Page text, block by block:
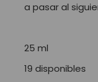
a pasar al
25 ml
19 disponibles